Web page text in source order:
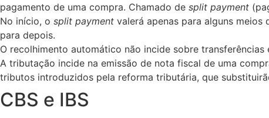
pagamento de uma compra. Chamado de split payment
No início, o split payment valerá apenas para alguns
para depois.
O recolhimento automático não incide sobre
A tributação incide na emissão de nota fiscal de uma
tributos introduzidos pela reforma tributária, que
CBS e IBS